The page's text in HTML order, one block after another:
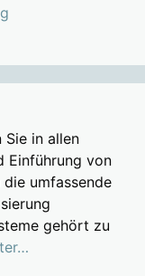
Sie in allen
Einführung von
umfassende
gehört zu